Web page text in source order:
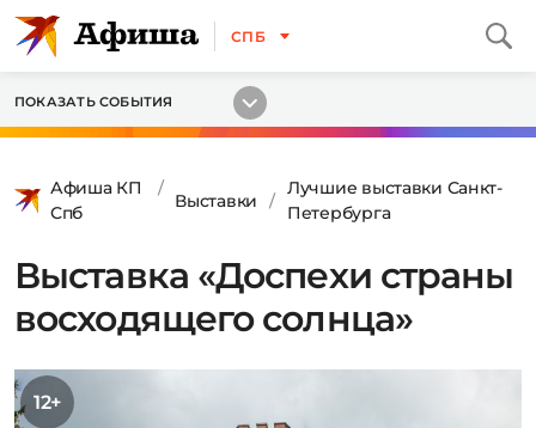
СПБ
ПОКАЗАТЬ СОБЫТИЯ
Афиша КП
Спб
Выставки
Лучшие выставки Санкт-
Петербурга
Выставка «Доспехи страны
восходящего солнца»
12+